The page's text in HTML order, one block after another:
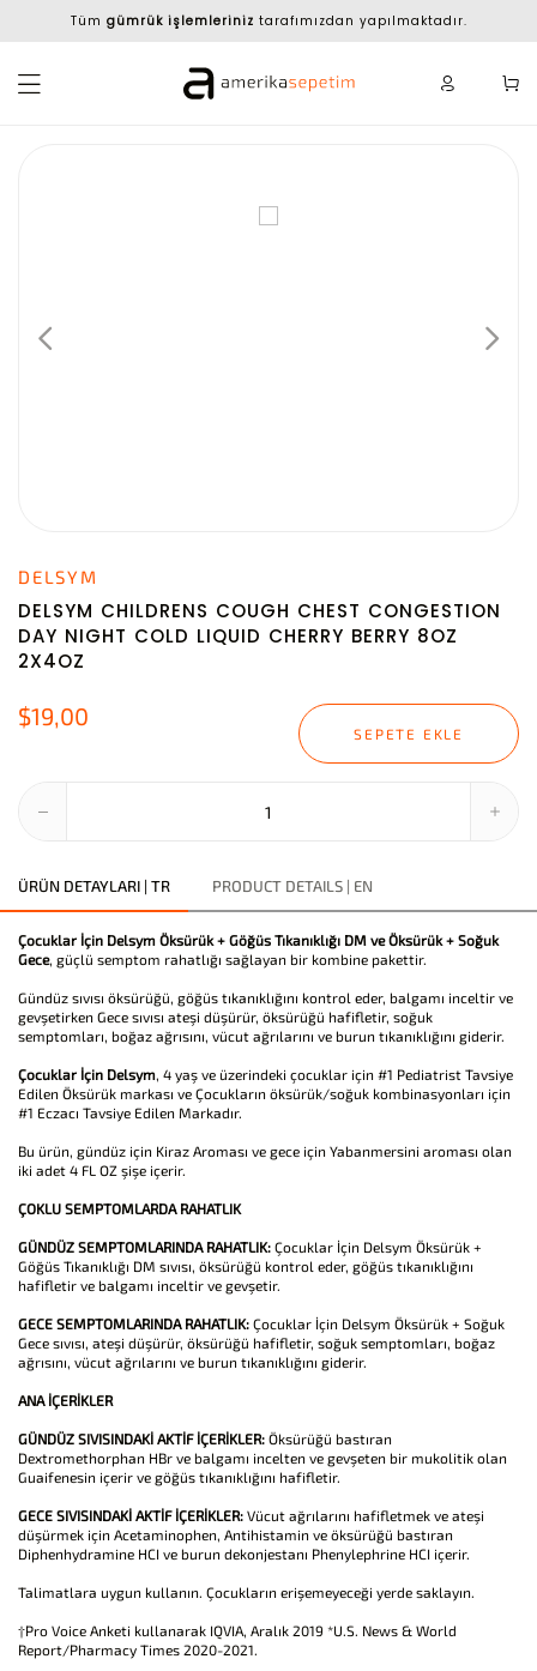
Tüm gümrük işlemleriniz tarafımızdan yapılmaktadır.
DELSYM
DELSYM CHILDRENS COUGH CHEST CONGESTION
DAY NIGHT COLD LIQUID CHERRY BERRY 8OZ
2X4OZ
$19,00
SEPETE EKLE
ÜRÜN DETAYLARI | TR PRODUCT DETAILS | EN
Çocuklar İçin Delsym Öksürük + Göğüs Tıkanıklığı DM ve Öksürük + Soğuk
Gece, güçlü semptom rahatlığı sağlayan bir kombine pakettir.
Gündüz sıvısı öksürüğü, göğüs tıkanıklığını kontrol eder, balgamı inceltir ve
gevşetirken Gece sıvısı ateşi düşürür, öksürüğü hafifletir, soğuk
semptomları, boğaz ağrısını, vücut ağrılarını ve burun tıkanıklığını giderir.
Çocuklar İçin Delsym, 4 yaş ve üzerindeki çocuklar için #1 Pediatrist Tavsiye
Edilen Öksürük markası ve Çocukların öksürük/soğuk kombinasyonları için
#1 Eczacı Tavsiye Edilen Markadır.
Bu ürün, gündüz için Kiraz Aroması ve gece için Yabanmersini aroması olan
iki adet 4 FL OZ şişe içerir.
ÇOKLU SEMPTOMLARDA RAHATLIK
GÜNDÜZ SEMPTOMLARINDA RAHATLIK: Çocuklar İçin Delsym Öksürük +
Göğüs Tıkanıklığı DM sıvısı, öksürüğü kontrol eder, göğüs tıkanıklığını
hafifletir ve balgamı inceltir ve gevşetir.
GECE SEMPTOMLARINDA RAHATLIK: Çocuklar İçin Delsym Öksürük + Soğuk
Gece sıvısı, ateşi düşürür, öksürüğü hafifletir, soğuk semptomları, boğaz
ağrısını, vücut ağrılarını ve burun tıkanıklığını giderir.
ANA İÇERİKLER
GÜNDÜZ SIVISINDAKİ AKTİF İÇERİKLER: Öksürüğü bastıran
Dextromethorphan HBr ve balgamı incelten ve gevşeten bir mukolitik olan
Guaifenesin içerir ve göğüs tıkanıklığını hafifletir.
GECE SIVISINDAKİ AKTİF İÇERİKLER: Vücut ağrılarını hafifletmek ve ateşi
düşürmek için Acetaminophen, Antihistamin ve öksürüğü bastıran
Diphenhydramine HCI ve burun dekonjestanı Phenylephrine HCI içerir.
Talimatlara uygun kullanın. Çocukların erişemeyeceği yerde saklayın.
†Pro Voice Anketi kullanarak IQVIA, Aralık 2019 *U.S. News & World
Report/Pharmacy Times 2020-2021.